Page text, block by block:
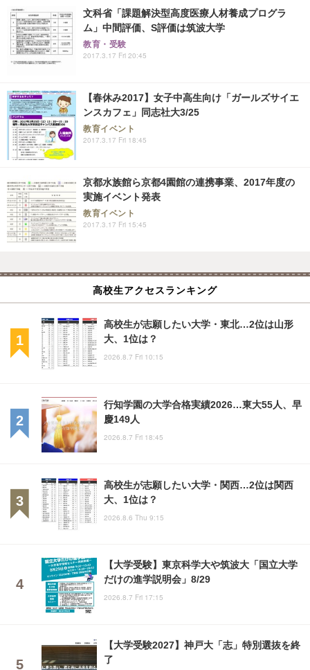
文科省「課題解決型高度医療人材養成プログラ
ム」中間評価、S評価は筑波大学
教育・受験
2017.3.17 Fri 20:45
【春休み2017】女子中高生向け「ガールズサイエ
ンスカフェ」同志社大3/25
教育イベント
2017.3.17 Fri 18:45
京都水族館ら京都4園館の連携事業、2017年度の
実施イベント発表
教育イベント
2017.3.17 Fri 15:45
高校生アクセスランキング
高校生が志願したい大学・東北…2位は山形
大、1位は？
2026.8.7 Fri 10:15
行知学園の大学合格実績2026…東大55人、早
慶149人
2026.8.7 Fri 18:45
高校生が志願したい大学・関西…2位は関西
大、1位は？
2026.8.6 Thu 9:15
【大学受験】東京科学大や筑波大「国立大学
だけの進学説明会」8/29
2026.8.7 Fri 17:15
【大学受験2027】神戸大「志」特別選抜を終
了